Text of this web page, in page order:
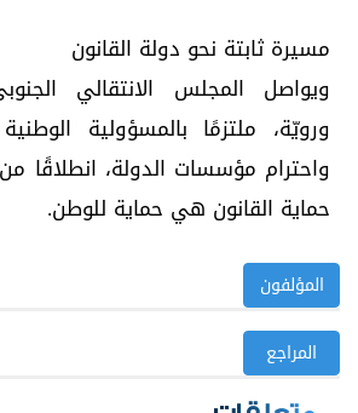
مسيرة ثابتة نحو دولة القانون
ويواصل المجلس الانتقالي
ورويّة، ملتزمًا بالمسؤولية
واحترام مؤسسات الدولة، انطلاقًا
حماية القانون هي حماية للوطن.
المؤلفون
المراجع